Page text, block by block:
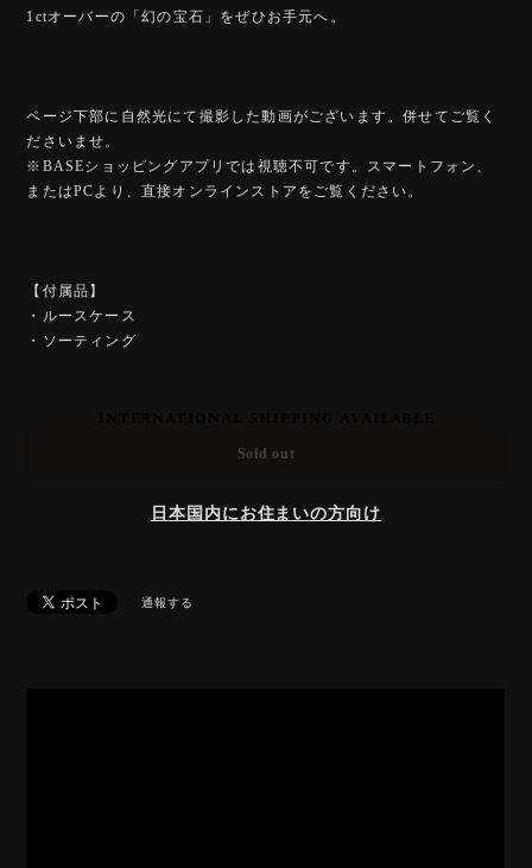
1ctオーバーの「幻の宝石」をぜひお手元へ。
ページ下部に自然光にて撮影した動画がございます。併せてご覧く
ださいませ。
※BASEショッピングアプリでは視聴不可です。スマートフォン、
またはPCより、直接オンラインストアをご覧ください。
【付属品】
・ルースケース
・ソーティング
Sold out
日本国内にお住まいの方向け
通報する